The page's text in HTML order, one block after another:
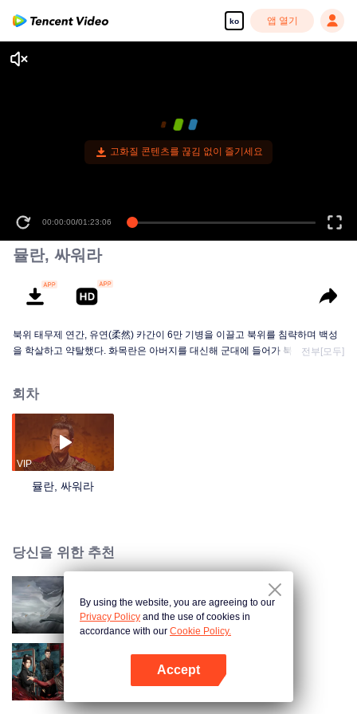
ko 앱 열기
고화질 콘텐츠를 끊김 없이 즐기세요
00:00:00/01:23:06
뮬란, 싸워라
북위 태무제 연간, 유연(柔然) 카간이 6만 기병을 이끌고 북위를 침략하며 백성
을 학살하고 약탈했다. 화목란은 아버지를 대신해 군대에 들어가 북위의 유연
러나, 군영을 떠날 수밖에 없게 된다. 집으로 돌아온 그녀를 유연이 추격하여 살
해하려 들고, 마을 주민들을 인질로 삼자 목란이 나서서 주민들을 보호한다. 압
송되던 도중 기회를 노려 탈출한 목란은 마귀성(魔鬼城)에 떨어지게 되고, 그곳
에서 오랫동안 억압받아 온 동족 지도자 아이나를 만난다. 공동의 적과 복수의
마음은 목란에게 다시 투지를 불태우게 했고, 그들은 함께 대영으로 돌아가 원
전부[모두]
회차
VIP
뮬란, 싸워라
당신을 위한 추천
신조협려: 사랑이란 무엇인가
연연화안어포
By using the website, you are agreeing to our
Privacy Policy and the use of cookies in
accordance with our Cookie Policy.
Accept